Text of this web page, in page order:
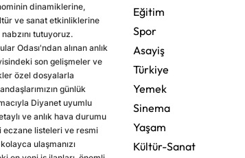
dinamiklerine,
ve sanat etkinliklerine
tutuyoruz.
Odası'ndan alınan anlık
son gelişmeler ve
özel dosyalarla
günlük
Diyanet uyumlu
ve anlık hava durumu
listeleri ve resmi
ulaşmanızı
Eğitim
Spor
Asayiş
Türkiye
Yemek
Sinema
Yaşam
Kültür-Sanat